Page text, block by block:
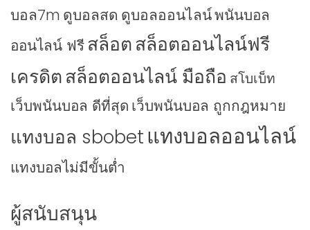
บอล7m ดูบอลสด ดูบอลออนไลน์พนันบอล
ออนไลน์ ฟรีสล็อตสล็อตออนไลน์ฟรี
เครดิตสล็อตออนไลน์ มือถือ สโบเบ็ท
เว็บพนันบอล ดีที่สุด เว็บพนันบอล ถูกกฎหมาย
แทงบอล sbobetแทงบอลออนไลน์
แทงบอลไม่มีขั้นต่ำ
ผู้สนับสนุน